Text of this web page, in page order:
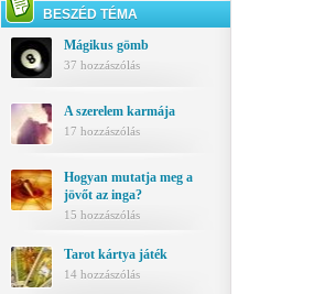
BESZÉD TÉMA
Mágikus gömb
37 hozzászólás
A szerelem karmája
17 hozzászólás
Hogyan mutatja meg a
jövőt az inga?
15 hozzászólás
Tarot kártya játék
14 hozzászólás